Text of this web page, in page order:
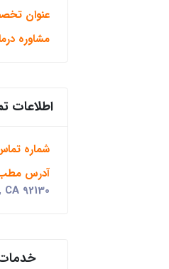
عنوان
مشاوره
اطلاعات
شماره
آدرس مطب
92130
خدمات